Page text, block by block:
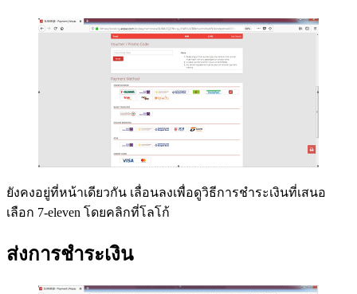
ยังคงอยู่ที่หน้าเดียวกัน เลื่อนลงเพื่อดูวิธีการชำระเงินที่เสนอ
เลือก 7-eleven โดยคลิกที่โลโก้
ส่งการชำระเงิน